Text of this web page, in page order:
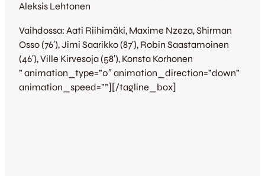
Aleksis Lehtonen
Vaihdossa: Aati Riihimäki, Maxime Nzeza, Shirman
Osso (76′), Jimi Saarikko (87′), Robin Saastamoinen
(46′), Ville Kirvesoja (58′), Konsta Korhonen
” animation_type=”0″ animation_direction=”down”
animation_speed=””][/tagline_box]